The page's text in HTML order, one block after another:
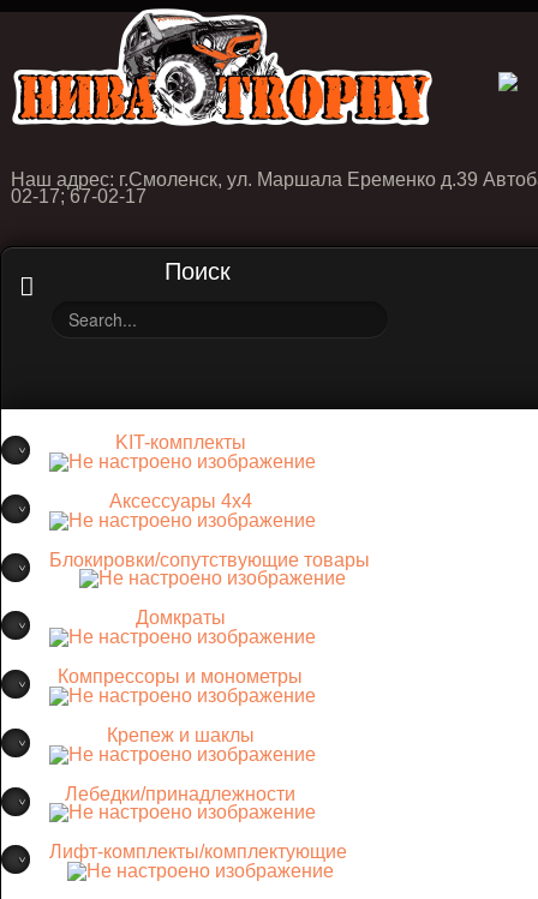
Наш адрес: г.Смоленск, ул. Маршала Еременко д.39
02-17; 67-02-17
Поиск
KIT-комплекты
Аксессуары 4х4
Блокировки/сопутствующие товары
Домкраты
Компрессоры и монометры
Крепеж и шаклы
Лебедки/принадлежности
Лифт-комплекты/комплектующие